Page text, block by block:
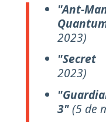
"Ant-
2023)
"Secret
2023)
3"(5 de